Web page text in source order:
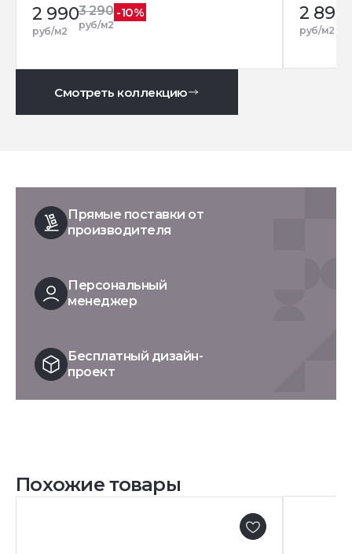
2 990
руб/м2
3 290
руб/м2
-10% 2 890
руб/м2
Смотреть коллекцию
Прямые поставки от
производителя
Персональный
менеджер
Бесплатный дизайн-
проект
Похожие товары